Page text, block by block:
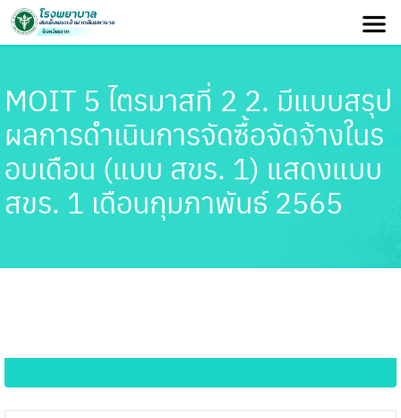
MOIT 5 ไตรมาสที่ 2 2. มีแบบสรุป
ผลการดำเนินการจัดซื้อจัดจ้างในร
อบเดือน (แบบ สขร. 1) แสดงแบบ
สขร. 1 เดือนกุมภาพันธ์ 2565